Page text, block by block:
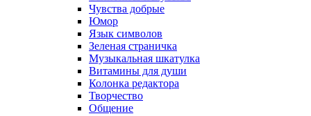
Чувства добрые
Юмор
Язык символов
Зеленая страничка
Музыкальная шкатулка
Витамины для души
Колонка редактора
Творчество
Общение